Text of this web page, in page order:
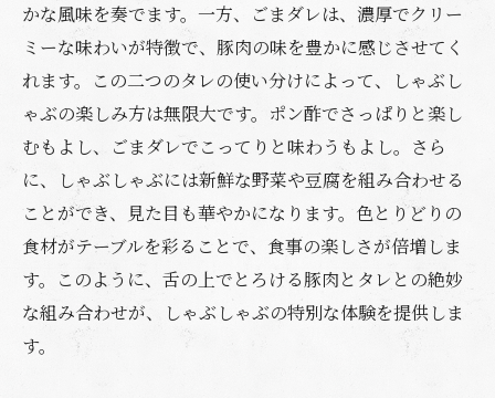
かな風味を奏でます。一方、ごまダレは、濃厚でクリー
ミーな味わいが特徴で、豚肉の味を豊かに感じさせてく
れます。この二つのタレの使い分けによって、しゃぶし
ゃぶの楽しみ方は無限大です。ポン酢でさっぱりと楽し
むもよし、ごまダレでこってりと味わうもよし。さら
に、しゃぶしゃぶには新鮮な野菜や豆腐を組み合わせる
ことができ、見た目も華やかになります。色とりどりの
食材がテーブルを彩ることで、食事の楽しさが倍増しま
す。このように、舌の上でとろける豚肉とタレとの絶妙
な組み合わせが、しゃぶしゃぶの特別な体験を提供しま
す。